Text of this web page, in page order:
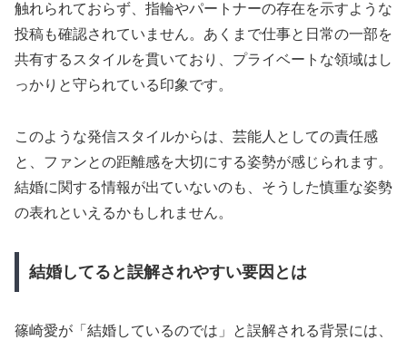
触れられておらず、指輪やパートナーの存在を示すような
投稿も確認されていません。あくまで仕事と日常の一部を
共有するスタイルを貫いており、プライベートな領域はし
っかりと守られている印象です。
このような発信スタイルからは、芸能人としての責任感
と、ファンとの距離感を大切にする姿勢が感じられます。
結婚に関する情報が出ていないのも、そうした慎重な姿勢
の表れといえるかもしれません。
結婚してると誤解されやすい要因とは
篠崎愛が「結婚しているのでは」と誤解される背景には、